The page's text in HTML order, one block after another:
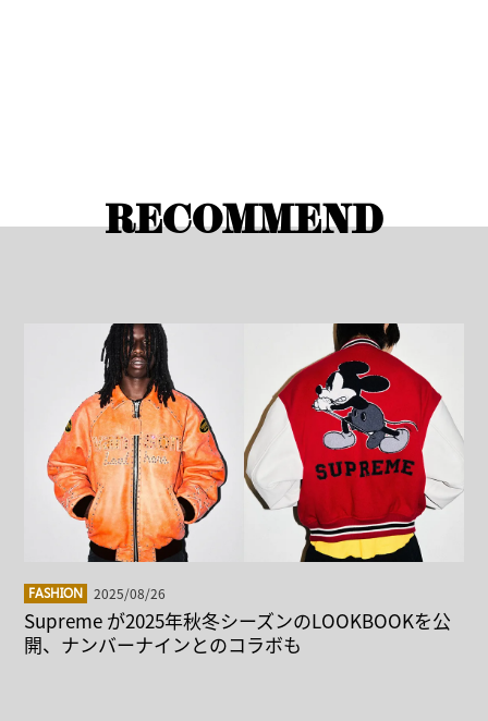
RECOMMEND
FASHION 2025/08/26
Supreme が2025年秋冬シーズンのLOOKBOOKを公
開、ナンバーナインとのコラボも